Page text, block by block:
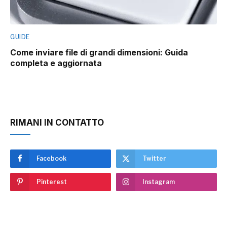
GUIDE
Come inviare file di grandi dimensioni: Guida
completa e aggiornata
RIMANI IN CONTATTO
Facebook Twitter
Pinterest Instagram